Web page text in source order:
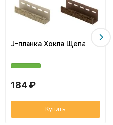
J-планка Хокла Щепа
184 ₽
Купить